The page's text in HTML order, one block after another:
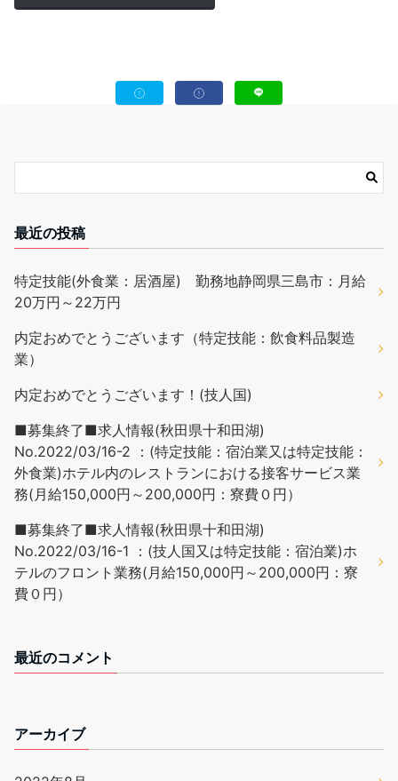
最近の投稿
特定技能(外食業：居酒屋) 勤務地静岡県三島市：月給
20万円～22万円
内定おめでとうございます（特定技能：飲食料品製造
業）
内定おめでとうございます！(技人国)
■募集終了■求人情報(秋田県十和田湖)
No.2022/03/16-2 ：(特定技能：宿泊業又は特定技能：
外食業)ホテル内のレストランにおける接客サービス業
務(月給150,000円～200,000円：寮費０円）
■募集終了■求人情報(秋田県十和田湖)
No.2022/03/16-1 ：(技人国又は特定技能：宿泊業)ホ
テルのフロント業務(月給150,000円～200,000円：寮
費０円）
最近のコメント
アーカイブ